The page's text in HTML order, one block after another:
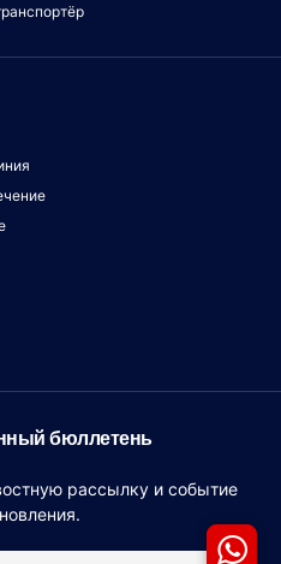
бюллетень
рассылку и событие